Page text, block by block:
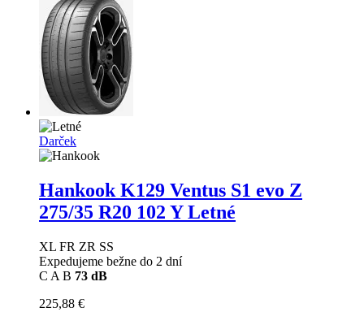
Darček
Hankook K129 Ventus S1 evo Z
275/35 R20 102 Y Letné
XL FR ZR SS
Expedujeme bežne do 2 dní
C A B 73 dB
225,88 €